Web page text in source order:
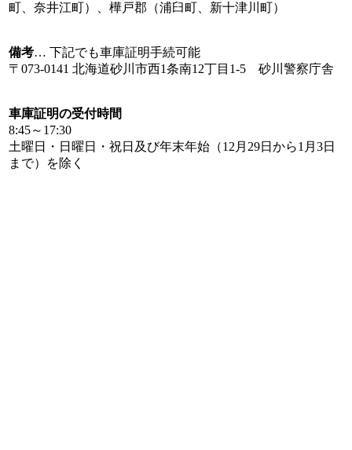
町、奈井江町）、樺戸郡（浦臼町、新十津川町）
備考… 下記でも車庫証明手続可能
〒073-0141 北海道砂川市西1条南12丁目1-5 砂川警察庁舎
車庫証明の受付時間
8:45～17:30
土曜日・日曜日・祝日及び年末年始（12月29日から1月3日
まで）を除く